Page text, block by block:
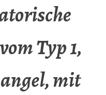
Typ 1,
mit